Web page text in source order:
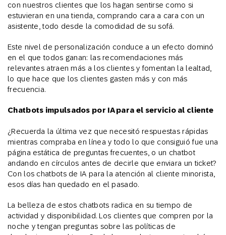
con nuestros clientes que los hagan sentirse como si
estuvieran en una tienda, comprando cara a cara con un
asistente, todo desde la comodidad de su sofá.
Este nivel de personalización conduce a un efecto dominó
en el que todos ganan: las recomendaciones más
relevantes atraen más a los clientes y fomentan la lealtad,
lo que hace que los clientes gasten más y con más
frecuencia.
Chatbots impulsados por IA para el servicio al cliente
¿Recuerda la última vez que necesitó respuestas rápidas
mientras compraba en línea y todo lo que consiguió fue una
página estática de preguntas frecuentes, o un chatbot
andando en círculos antes de decirle que enviara un ticket?
Con los chatbots de IA para la atención al cliente minorista,
esos días han quedado en el pasado.
La belleza de estos chatbots radica en su tiempo de
actividad y disponibilidad. Los clientes que compren por la
noche y tengan preguntas sobre las políticas de